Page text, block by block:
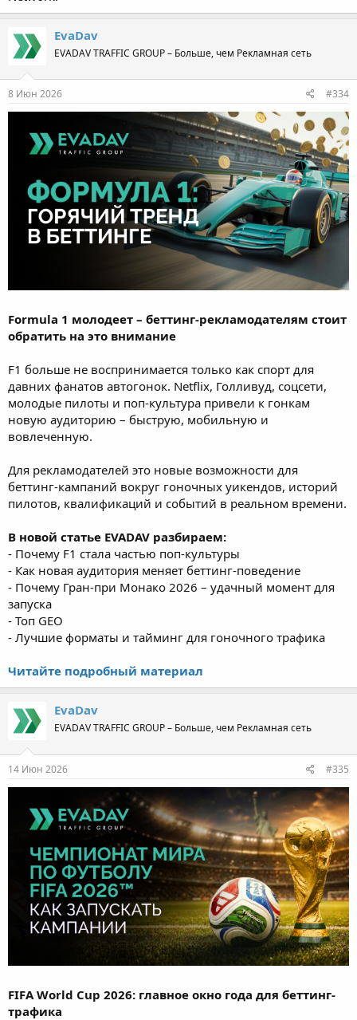
EvaDav
EVADAV TRAFFIC GROUP – Больше, чем Рекламная сеть
8 Июн 2026 #334
Formula 1 молодеет – беттинг-рекламодателям стоит
обратить на это внимание
F1 больше не воспринимается только как спорт для
давних фанатов автогонок. Netflix, Голливуд, соцсети,
молодые пилоты и поп-культура привели к гонкам
новую аудиторию – быструю, мобильную и
вовлеченную.
Для рекламодателей это новые возможности для
беттинг-кампаний вокруг гоночных уикендов, историй
пилотов, квалификаций и событий в реальном времени.
В новой статье EVADAV разбираем:
- Почему F1 стала частью поп-культуры
- Как новая аудитория меняет беттинг-поведение
- Почему Гран-при Монако 2026 – удачный момент для
запуска
- Топ GEO
- Лучшие форматы и тайминг для гоночного трафика
Читайте подробный материал
EvaDav
EVADAV TRAFFIC GROUP – Больше, чем Рекламная сеть
14 Июн 2026 #335
FIFA World Cup 2026: главное окно года для беттинг-
трафика